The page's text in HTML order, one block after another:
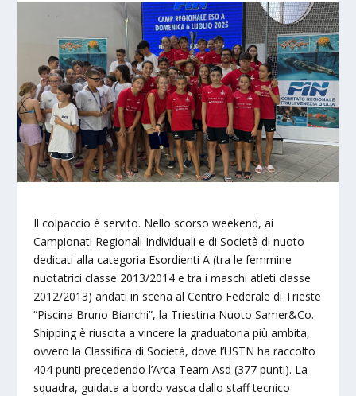
Il colpaccio è servito. Nello scorso weekend, ai
Campionati Regionali Individuali e di Società di nuoto
dedicati alla categoria Esordienti A (tra le femmine
nuotatrici classe 2013/2014 e tra i maschi atleti classe
2012/2013) andati in scena al Centro Federale di Trieste
“Piscina Bruno Bianchi”, la Triestina Nuoto Samer&Co.
Shipping è riuscita a vincere la graduatoria più ambita,
ovvero la Classifica di Società, dove l’USTN ha raccolto
404 punti precedendo l’Arca Team Asd (377 punti). La
squadra, guidata a bordo vasca dallo staff tecnico